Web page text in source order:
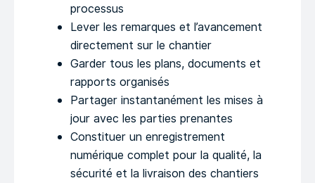
processus
Lever les remarques et l’avancement
directement sur le chantier
Garder tous les plans, documents et
rapports organisés
Partager instantanément les mises à
jour avec les parties prenantes
Constituer un enregistrement
numérique complet pour la qualité, la
sécurité et la livraison des chantiers